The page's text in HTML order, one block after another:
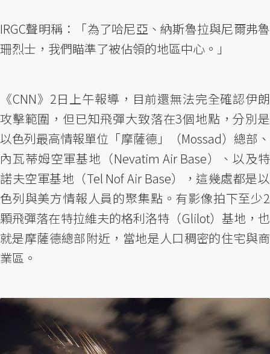
IRGC聲明稱：「為了哈尼亞、納斯魯拉與尼爾弗魯
珊烈士，我們瞄準了被佔領的地區中心。」
《CNN》2日上午報導，目前還無法完全確認伊朗
攻擊範圍，但已知飛彈大致落在3個地點，分別是
以色列最高情報單位「摩薩德」（Mossad）總部、
內瓦蒂姆空軍基地（Nevatim Air Base）、以及特
諾夫空軍基地（Tel Nof Air Base），這幾處都是以
色列與美方情報人員的聚集點。有影像拍下至少2
顆飛彈落在特拉維夫的格利洛特（Glilot）基地，也
就是摩薩德總部附近，當地是人口稠密的住宅與商
業區。